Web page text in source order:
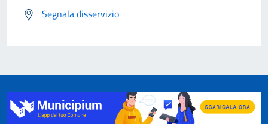
Segnala disservizio